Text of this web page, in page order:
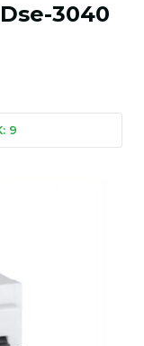
3040
9